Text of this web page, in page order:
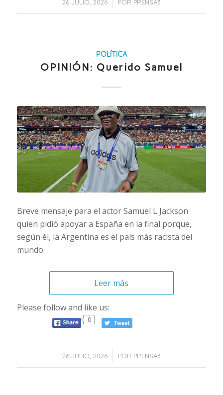
26 JULIO, 2026 POR PRENSA3
POLÍTICA
OPINIÓN: Querido Samuel
Breve mensaje para el actor Samuel L Jackson
quien pidió apoyar a España en la final porque,
según él, la Argentina es el país más racista del
mundo.
Leer más
Please follow and like us:
0
26 JULIO, 2026 POR PRENSA3